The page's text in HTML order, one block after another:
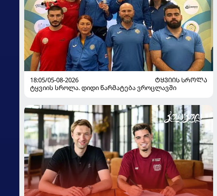
18:05/05-08-2026
ᲢᲧᲕᲘᲘᲡ ᲡᲠᲝᲚᲐ
ტყვიის სროლა. დიდი წარმატება ვროცლავში